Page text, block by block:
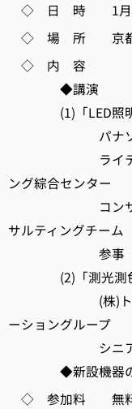
◇ 日 時 1月14
◇ 場 所 京都府
◇ 内 容
◆講演
(1)「LED照明
パナソニック
ライティング
ング綜合センター
コンサルティ
サルティングチーム
参事 片
(2)「測光測色の
(株)トプコン
ーショングループ
シニアエキ
◆新設機器の
◇ 参加料 無